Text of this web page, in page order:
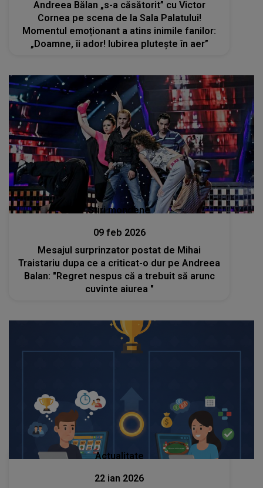
Andreea Bălan „s-a căsătorit” cu Victor
Cornea pe scena de la Sala Palatului!
Momentul emoționant a atins inimile fanilor:
„Doamne, îi ador! Iubirea plutește în aer”
Stiri mondene
09 feb 2026
Mesajul surprinzator postat de Mihai
Traistariu dupa ce a criticat-o dur pe Andreea
Balan: "Regret nespus că a trebuit să arunc
cuvinte aiurea "
Actualitate
22 ian 2026